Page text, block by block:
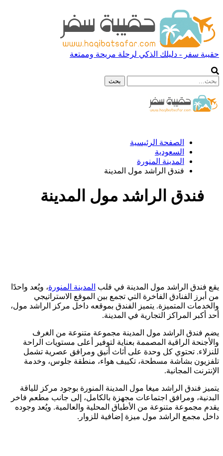
حقيبة سفر - دليلك الذكي لرحلة مريحة وممتعة
الصفحة الرئيسية
السعودية
المدينة المنورة
فندق الراشد مول المدينة
فندق الراشد مول المدينة
يقع فندق الراشد مول المدينة في قلب المدينة المنورة، ويُعد واحدًا
من أبرز الفنادق الفاخرة التي تجمع بين الموقع الاستراتيجي
والخدمات المتميزة. يتميز الفندق بموقعه داخل مركز الراشد مول،
أحد أكبر المراكز التجارية في المدينة.
يضم فندق الراشد مول المدينة مجموعة متنوعة من الغرف
والأجنحة الراقية المصممة بعناية لتوفير أعلى مستويات الراحة
للنزلاء. تحتوي كل وحدة على أثاث أنيق ومرافق عصرية تشمل
تلفزيون بشاشة مسطحة، تكييف هواء، منطقة جلوس، وخدمة
الإنترنت المجانية.
يتميز فندق الراشد ميغا مول المدينة المنورة بوجود مركز للياقة
البدنية، ومرافق اجتماعات مجهزة بالكامل، إلى جانب مطعم فاخر
يقدم مجموعة متنوعة من الأطباق المحلية والعالمية. ويُعد وجوده
داخل مجمع الراشد مول ميزة إضافية للزوار.